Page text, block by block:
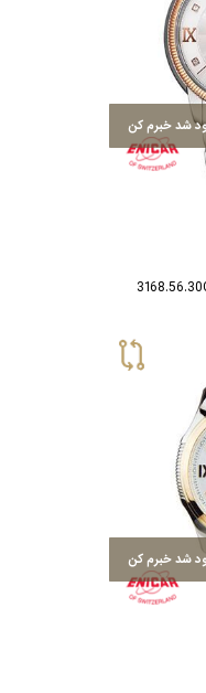
شد خبرم کن
شد خبرم کن